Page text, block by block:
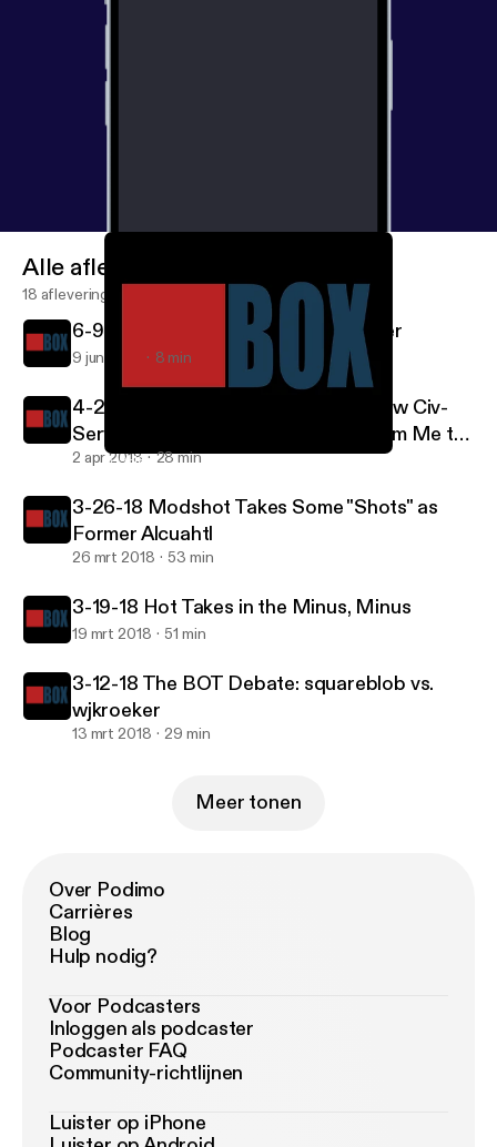
6-9-18 Season 2 Premiere and Trailer
Alle afleveringen
18 afleveringen
6-9-18 Season 2 Premiere and Trailer
9 jun 2018 8 min
4-2-18 deadbeef Expands on the new Civ-
Server, and a Personal Message from Me to
You
2 apr 2018 28 min
3-26-18 Modshot Takes Some "Shots" as
Former Alcuahtl
26 mrt 2018 53 min
3-19-18 Hot Takes in the Minus, Minus
19 mrt 2018 51 min
3-12-18 The BOT Debate: squareblob vs.
wjkroeker
13 mrt 2018 29 min
Meer tonen
Over Podimo
Carrières
Blog
Hulp nodig?
Voor Podcasters
Inloggen als podcaster
Podcaster FAQ
Community-richtlijnen
Luister op iPhone